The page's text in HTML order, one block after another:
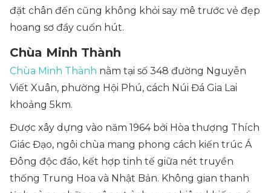
đặt chân đến cũng không khỏi say mê trước vẻ đẹp
hoang sơ đầy cuốn hút.
Chùa Minh Thành
Chùa Minh Thành nằm tại số 348 đường Nguyễn
Viết Xuân, phường Hội Phú, cách Núi Đá Gia Lai
khoảng 5km.
Được xây dựng vào năm 1964 bởi Hòa thượng Thích
Giác Đạo, ngôi chùa mang phong cách kiến trúc Á
Đông độc đáo, kết hợp tinh tế giữa nét truyền
thống Trung Hoa và Nhật Bản. Không gian thanh